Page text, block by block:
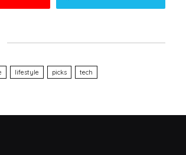
lifestyle picks tech